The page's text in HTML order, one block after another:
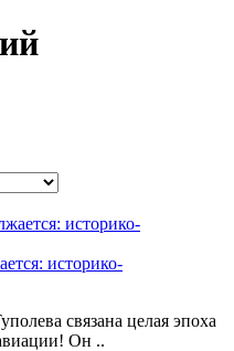
историко-
связана целая эпоха
Он ..